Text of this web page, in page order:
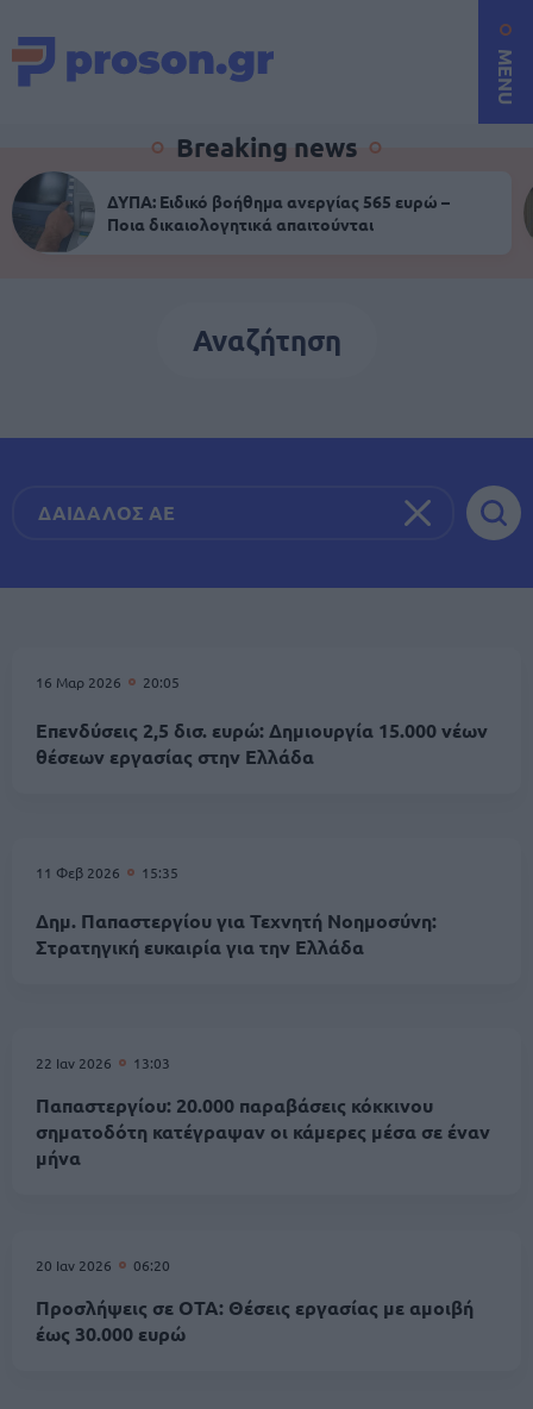
MENU
Breaking news
ΔΥΠΑ: Ειδικό βοήθημα ανεργίας 565 ευρώ –
Ποια δικαιολογητικά απαιτούνται
Αναζήτηση
16 Μαρ 2026 20:05
Επενδύσεις 2,5 δισ. ευρώ: Δημιουργία 15.000 νέων
θέσεων εργασίας στην Ελλάδα
11 Φεβ 2026 15:35
Δημ. Παπαστεργίου για Τεχνητή Νοημοσύνη:
Στρατηγική ευκαιρία για την Ελλάδα
22 Ιαν 2026 13:03
Παπαστεργίου: 20.000 παραβάσεις κόκκινου
σηματοδότη κατέγραψαν οι κάμερες μέσα σε έναν
μήνα
20 Ιαν 2026 06:20
Προσλήψεις σε ΟΤΑ: Θέσεις εργασίας με αμοιβή
έως 30.000 ευρώ